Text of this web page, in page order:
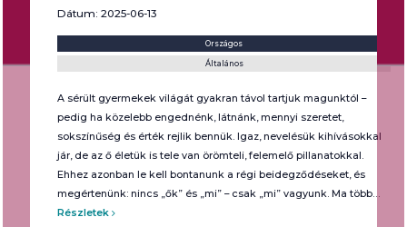
Dátum: 2025-06-13
Országos
Általános
A sérült gyermekek világát gyakran távol tartjuk magunktól –
pedig ha közelebb engednénk, látnánk, mennyi szeretet,
sokszínűség és érték rejlik bennük. Igaz, nevelésük kihívásokkal
jár, de az ő életük is tele van örömteli, felemelő pillanatokkal.
Ehhez azonban le kell bontanunk a régi beidegződéseket, és
megértenünk: nincs „ők” és „mi” – csak „mi” vagyunk. Ma több…
Részletek